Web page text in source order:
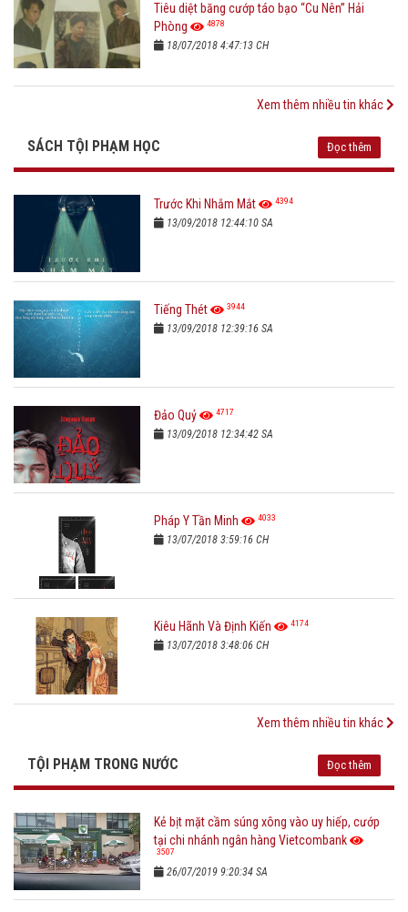
Tiêu diệt băng cướp táo bạo “Cu Nên” Hải
Phòng
4878
18/07/2018 4:47:13 CH
Xem thêm nhiều tin khác
SÁCH TỘI PHẠM HỌC Đọc thêm
Trước Khi Nhắm Mắt 4394
13/09/2018 12:44:10 SA
Tiếng Thét 3944
13/09/2018 12:39:16 SA
Đảo Quỷ 4717
13/09/2018 12:34:42 SA
Pháp Y Tần Minh 4033
13/07/2018 3:59:16 CH
Kiêu Hãnh Và Định Kiến 4174
13/07/2018 3:48:06 CH
Xem thêm nhiều tin khác
TỘI PHẠM TRONG NƯỚC Đọc thêm
Kẻ bịt mặt cầm súng xông vào uy hiếp, cướp
tại chi nhánh ngân hàng Vietcombank
3507
26/07/2019 9:20:34 SA